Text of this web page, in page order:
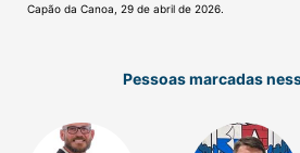
Capão da Canoa, 29 de abril de 2026.
Pessoas marcadas